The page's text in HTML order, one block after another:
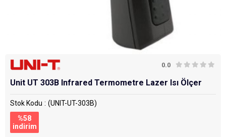
0.0
Unit UT 303B Infrared Termometre Lazer Isı Ölçer
Stok Kodu
(UNIT-UT-303B)
%58
i̇ndirim